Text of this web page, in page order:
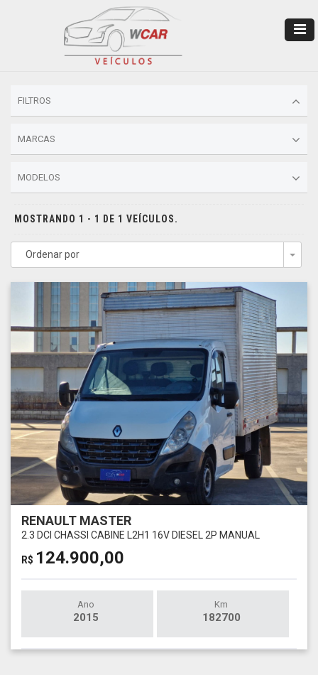
FILTROS
MARCAS
MODELOS
MOSTRANDO 1 - 1 DE 1 VEÍCULOS.
Ordenar por
RENAULT MASTER
2.3 DCI CHASSI CABINE L2H1 16V DIESEL 2P MANUAL
R$ 124.900,00
Ano
2015
Km
182700